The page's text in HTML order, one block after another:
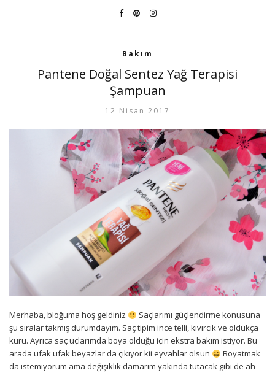
Bakım
Pantene Doğal Sentez Yağ Terapisi
Şampuan
12 Nisan 2017
Merhaba, bloğuma hoş geldiniz
Saçlarımı güçlendirme konusuna
şu sıralar takmış durumdayım. Saç tipim ince telli, kıvırcık ve oldukça
kuru. Ayrıca saç uçlarımda boya olduğu için ekstra bakım istiyor. Bu
arada ufak ufak beyazlar da çıkıyor kii eyvahlar olsun
Boyatmak
da istemiyorum ama değişiklik damarım yakında tutacak gibi de ah